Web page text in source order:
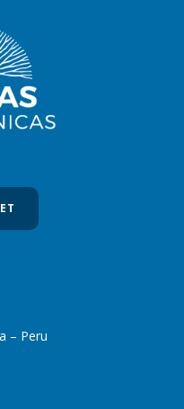
– Peru